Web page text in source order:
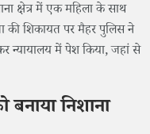
क्षेत्र में एक महिला के साथ
की शिकायत पर मैहर पुलिस ने
न्यायालय में पेश किया, जहां से
निशाना